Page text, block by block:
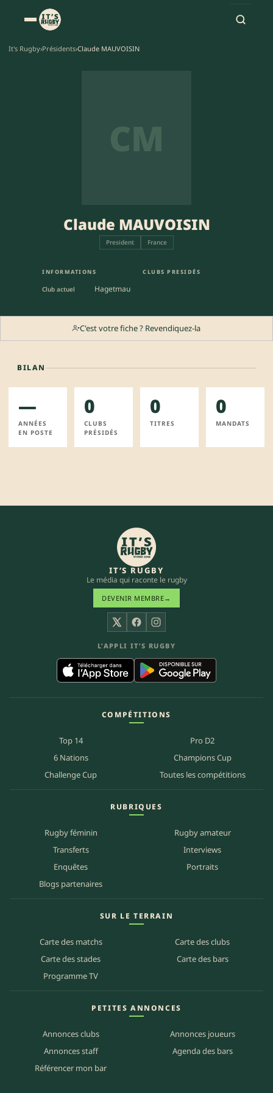
It's Rugby›Présidents›Claude MAUVOISIN
CM
Claude MAUVOISIN
President France
INFORMATIONS
Club actuel Hagetmau
CLUBS PRESIDÉS
C'est votre fiche ? Revendiquez-la
BILAN
—
ANNÉES
EN POSTE
0
CLUBS
PRÉSIDÉS
0
TITRES
0
MANDATS
IT’S RUGBY
Le média qui raconte le rugby
DEVENIR MEMBRE→
X FacebookInstagram
L’APPLI IT’S RUGBY
COMPÉTITIONS
Top 14
Pro D2
6 Nations
Champions Cup
Challenge Cup
Toutes les compétitions
RUBRIQUES
Rugby féminin
Rugby amateur
Transferts
Interviews
Enquêtes
Portraits
Blogs partenaires
SUR LE TERRAIN
Carte des matchs
Carte des clubs
Carte des stades
Carte des bars
Programme TV
PETITES ANNONCES
Annonces clubs
Annonces joueurs
Annonces staff
Agenda des bars
Référencer mon bar